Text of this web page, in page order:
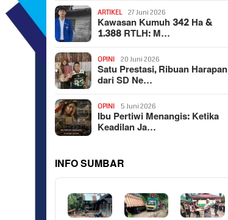
ARTIKEL 27 Juni 2026
Kawasan Kumuh 342 Ha &
1.388 RTLH: M…
OPINI 20 Juni 2026
Satu Prestasi, Ribuan Harapan
dari SD Ne…
OPINI 5 Juni 2026
Ibu Pertiwi Menangis: Ketika
Keadilan Ja…
INFO SUMBAR